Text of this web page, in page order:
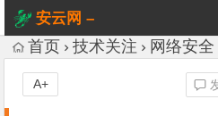
安云网 –
AnYun.ORG
首页 技术关注 网络安全
A+